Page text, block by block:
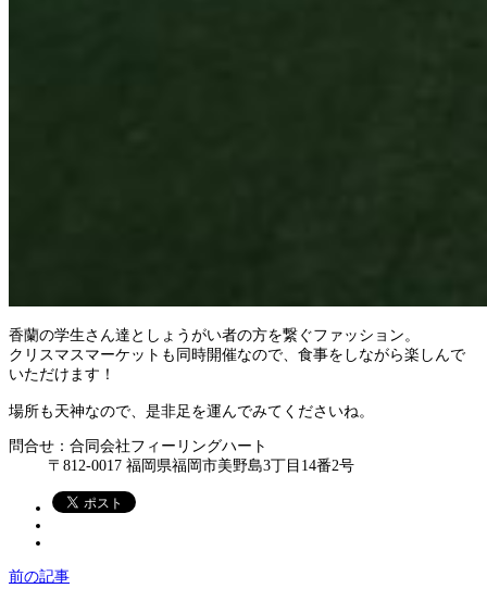
香蘭の学生さん達としょうがい者の方を繋ぐファッション。
クリスマスマーケットも同時開催なので、食事をしながら楽しんで
いただけます！
場所も天神なので、是非足を運んでみてくださいね。
問合せ：合同会社フィーリングハート
〒812-0017 福岡県福岡市美野島3丁目14番2号
前の記事